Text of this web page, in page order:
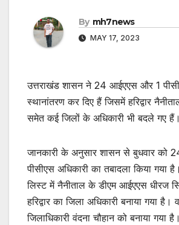
By mh7news
MAY 17, 2023
उत्तराखंड शासन ने 24 आईएएस और 1
स्थानांतरण कर दिए हैं जिसमें हरिद्वार
समेत कई जिलों के अधिकारी भी बदले गए हैं।
जानकारी के अनुसार शासन से बुधवार को
पीसीएस अधिकारी का तबादला किया गया
लिस्ट में नैनीताल के डीएम आईएएस धीरज
हरिद्वार का जिला अधिकारी बनाया गया है।
जिलाधिकारी वंदना चौहान को बनाया गया